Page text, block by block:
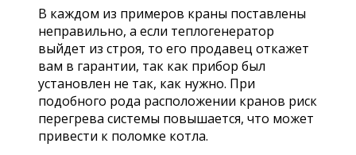
В каждом из примеров краны поставлены
неправильно, а если теплогенератор
выйдет из строя, то его продавец откажет
вам в гарантии, так как прибор был
установлен не так, как нужно. При
подобного рода расположении кранов риск
перегрева системы повышается, что может
привести к поломке котла.